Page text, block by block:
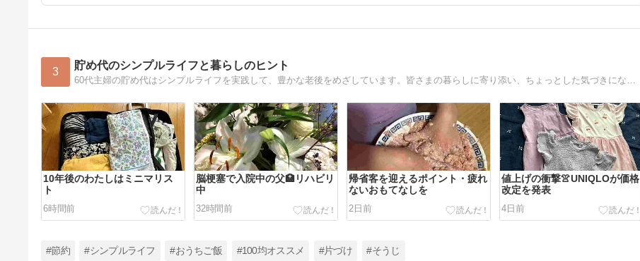
3 貯め代のシンプルライフと暮らしのヒント
60代主婦の貯め代はシンプルライフを実践して、豊かな老後をめざしています。皆さまの暮らしに寄り添い、ちょっとした気づきになる記事やヒントをご活用ください。
10年後のわたしはミニマリス
ト
6時間前
脳梗塞で入院中の父🏥リハビリ
中
32時間前
帰省客を迎えるポイント・疲れ
ないおもてなしを
2日前
値上げの衝撃👚UNIQLOが価格
改定を発表
4日前
#節約 #シンプルライフ #おうちご飯 #100均オススメ #片づけ #そうじ